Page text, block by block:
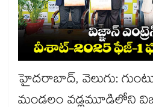
హైదరాబాద్, వెలుగు:
మండలం వడ్లమూడిలోని